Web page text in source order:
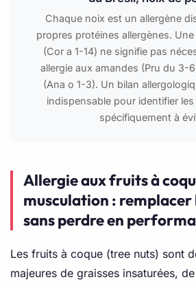
Chaque noix est un allergène
propres protéines allergènes.
(Cor a 1-14) ne signifie pas
allergie aux amandes (Pru du 3-
(Ana o 1-3). Un bilan
indispensable pour identifier
spécifiquement à
Allergie aux fruits à
musculation : remplacer
sans perdre en
Les fruits à coque (tree nuts) sont
majeures de graisses insaturées,